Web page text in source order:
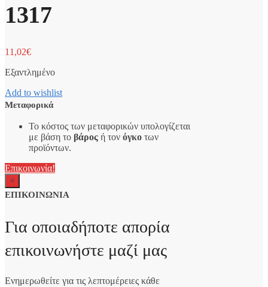
1317
11,02€
Εξαντλημένο
Add to wishlist
Μεταφορικά
Το κόστος των μεταφορικών υπολογίζεται
με βάση το βάρος ή τον όγκο των
προϊόντων.
Επικοινωνία!
×
ΕΠΙΚΟΙΝΩΝΙΑ
Για οποιαδήποτε απορία
επικοινωνήστε μαζί μας
Ενημερωθείτε για τις λεπτομέρειες κάθε